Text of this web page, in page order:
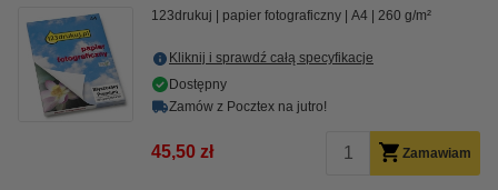
123drukuj papier fotograficzny A4 260 g/m²
Kliknij i sprawdź całą specyfikacje
Dostępny
Zamów z Pocztex na jutro!
45,50 zł Zamawiam